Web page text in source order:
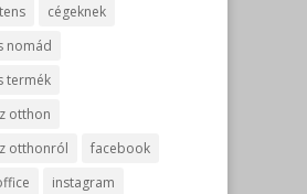
cégeknek
nomád
termék
otthon
otthonról
facebook
instagram